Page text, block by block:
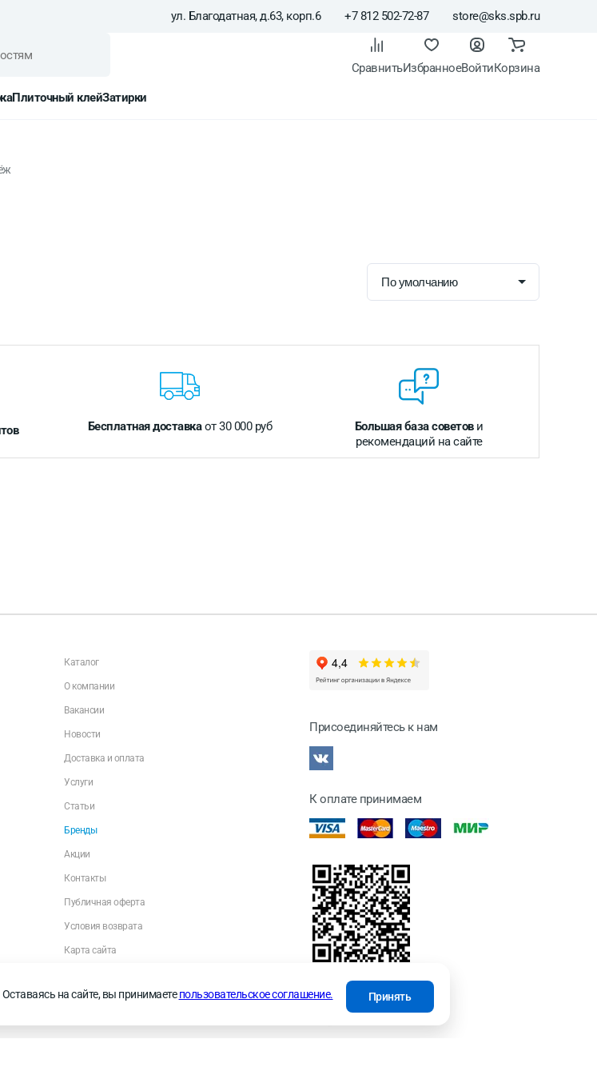
ул. Благодатная, д.63, корп.6 +7 812 502-72-87 store@sks.spb.ru
СравнитьИзбранноеВойтиКорзина
Плиточный клейЗатирки
Бесплатная доставкаот 30 000 руб Большая база советови
рекомендаций на сайте
Каталог
О компании
Вакансии
Новости
Доставка и оплата
Услуги
Статьи
Бренды
Акции
Контакты
Публичная оферта
Условия возврата
Карта сайта
Присоединяйтесь к нам
К оплате принимаем
на сайте, вы принимаетепользовательское соглашение. Принять